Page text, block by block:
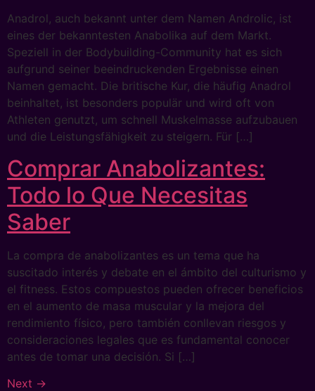
Anadrol, auch bekannt unter dem Namen Androlic, ist
eines der bekanntesten Anabolika auf dem Markt.
Speziell in der Bodybuilding-Community hat es sich
aufgrund seiner beeindruckenden Ergebnisse einen
Namen gemacht. Die britische Kur, die häufig Anadrol
beinhaltet, ist besonders populär und wird oft von
Athleten genutzt, um schnell Muskelmasse aufzubauen
und die Leistungsfähigkeit zu steigern. Für […]
Comprar Anabolizantes:
Todo lo Que Necesitas
Saber
La compra de anabolizantes es un tema que ha
suscitado interés y debate en el ámbito del culturismo y
el fitness. Estos compuestos pueden ofrecer beneficios
en el aumento de masa muscular y la mejora del
rendimiento físico, pero también conllevan riesgos y
consideraciones legales que es fundamental conocer
antes de tomar una decisión. Si […]
Next →